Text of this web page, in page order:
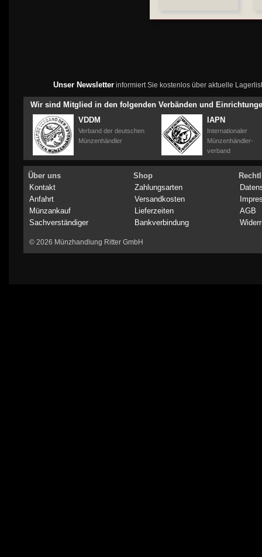
Unser Newsletterinformiert Sie kostenlos über aktuelle
Wir sind Mitglied in den folgenden Verbänden und
VDDM
Verband der deutschen
Münzenhändler
IAPN
Internationaler
Münzenhändler-
verband
Über uns
Kontakt
Anfahrt
Münzankauf
Sachverständiger
Shop
Zahlungsarten
Versandkosten
Lieferzeiten
Bankverbindung
AGB
© 2026 Münzhandlung Ritter GmbH